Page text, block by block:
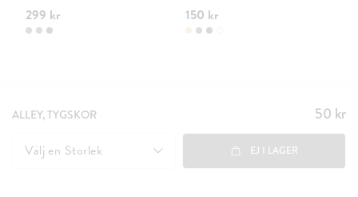
299 kr 150 kr
ALLEY, TYGSKOR Pris:
50 kr
50 kr
Välj en Storlek EJ I LAGER